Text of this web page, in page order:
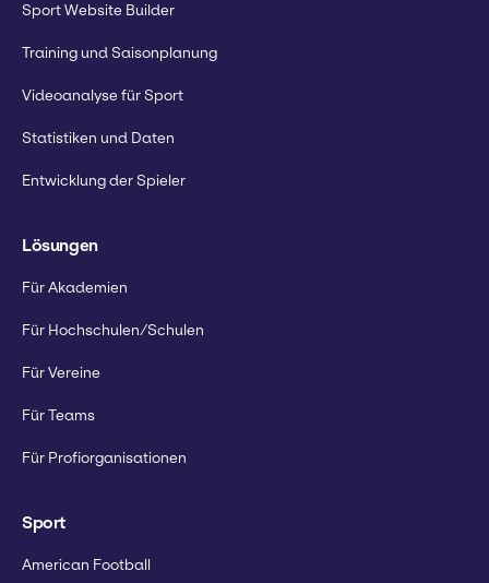
Sport Website Builder
Training und Saisonplanung
Videoanalyse für Sport
Statistiken und Daten
Entwicklung der Spieler
Lösungen
Für Akademien
Für Hochschulen/Schulen
Für Vereine
Für Teams
Für Profiorganisationen
Sport
American Football